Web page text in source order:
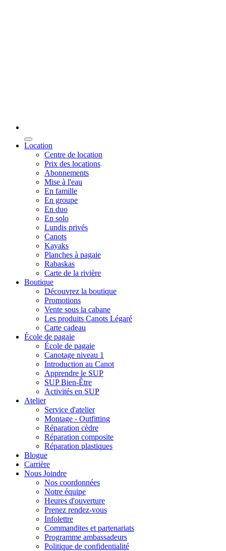
Location
Centre de location
Prix des locations
Abonnements
Mise à l'eau
En famille
En groupe
En duo
En solo
Lundis privés
Canots
Kayaks
Planches à pagaie
Rabaskas
Carte de la rivière
Boutique
Découvrez la boutique
Promotions
Vente sous la cabane
Les produits Canots Légaré
Carte cadeau
École de pagaie
École de pagaie
Canotage niveau 1
Introduction au Canot
Apprendre le SUP
SUP Bien-Être
Activités en SUP
Atelier
Service d'atelier
Montage - Outfitting
Réparation cèdre
Réparation composite
Réparation plastiques
Blogue
Carrière
Nous Joindre
Nos coordonnées
Notre équipe
Heures d'ouverture
Prenez rendez-vous
Infolettre
Commandites et partenariats
Programme ambassadeurs
Politique de confidentialité